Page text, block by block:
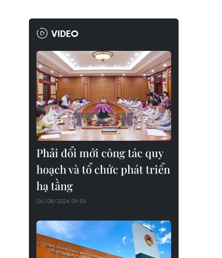
VIDEO
Phải đổi mới công tác quy
hoạch và tổ chức phát triển
hạ tầng
06/08/2026 09:53